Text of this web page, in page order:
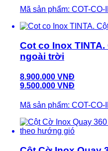
Mã sản phẩm: COT-
Cot co Inox
ngoài trời
8.900.000 VNĐ
9.500.000 VNĐ
Mã sản phẩm: COT-CO-